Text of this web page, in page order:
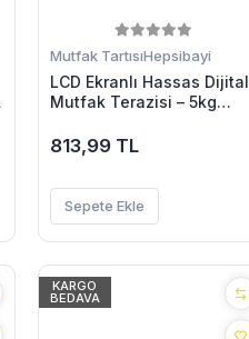
Mutfak TartısıHepsibayi
LCD Ekranlı Hassas Dijital
Mutfak Terazisi – 5kg
813,99 TL
Sepete Ekle
KARGO
BEDAVA